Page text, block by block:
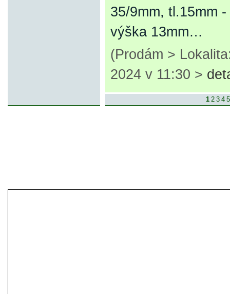
35/9mm, tl.15mm
výška 13mm…
(Prodám >
2024 v 11:30 >
1 2 3 4 5